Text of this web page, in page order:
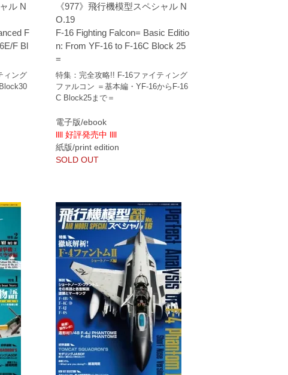
ル N
F
F Bl
ィング
《977》飛行機模型スペシャル N
O.19
F-16 Fighting Falcon= Basic Editio
n: From YF-16 to F-16C Block 25
=
特集：完全攻略!! F-16ファイティング
ファルコン ＝基本編・YF-16からF-16
C Block25まで＝
電子版/ebook
llll 好評発売中 llll
紙版/print edition
SOLD OUT